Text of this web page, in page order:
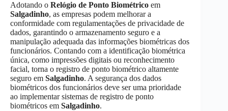
Adotando o Relógio de Ponto Biométrico em
Salgadinho, as empresas podem melhorar a
conformidade com regulamentações de privacidade de
dados, garantindo o armazenamento seguro e a
manipulação adequada das informações biométricas dos
funcionários. Contando com a identificação biométrica
única, como impressões digitais ou reconhecimento
facial, torna o registro de ponto biométrico altamente
seguro em Salgadinho. A segurança dos dados
biométricos dos funcionários deve ser uma prioridade
ao implementar sistemas de registro de ponto
biométricos em Salgadinho.